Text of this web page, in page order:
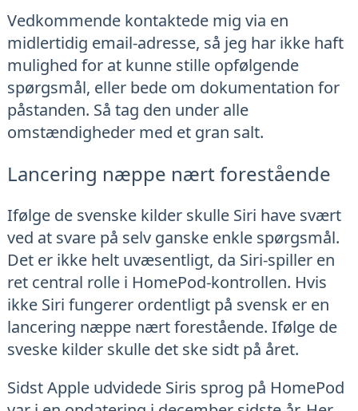
Vedkommende kontaktede mig via en
midlertidig email-adresse, så jeg har ikke haft
mulighed for at kunne stille opfølgende
spørgsmål, eller bede om dokumentation for
påstanden. Så tag den under alle
omstændigheder med et gran salt.
Lancering næppe nært forestående
Ifølge de svenske kilder skulle Siri have svært
ved at svare på selv ganske enkle spørgsmål.
Det er ikke helt uvæsentligt, da Siri-spiller en
ret central rolle i HomePod-kontrollen. Hvis
ikke Siri fungerer ordentligt på svensk er en
lancering næppe nært forestående. Ifølge de
sveske kilder skulle det ske sidt på året.
Sidst Apple udvidede Siris sprog på HomePod